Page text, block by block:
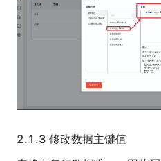
2.1.3 修改数据主键值